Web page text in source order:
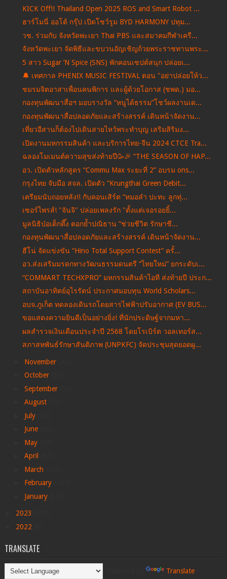
KICK Off!! Thailand Open 2025 ROS and Smart Robot ...
ฮาร์โมนี่ ออโต้ กรุ๊ป เปิดโชว์รูม BYD HARMONY ปทุม...
วช. ร่วมกับ จังหวัดพะเยา Thai PBS และสมาคมกีฬาเครื...
จังหวัดพะเยา จัดพิธีและขบวนอัญเชิญถ้วยพระราชทานพระ...
5 สาว Sugar ’N Spice (SNS) พักคอนเซปต์สนุก ปล่อยเ...
🔔 เทศกาล PHENIX MUSIC FESTIVAL ตอน "อย่าปล่อยให้ว...
ชมรมจิตอาสาเพื่อนคนพิการ และผู้ด้วยโอกาส (ชพด.) มอ...
กองทุนพัฒนาสื่อฯ มอบรางวัล “หนูได้ธรรม”โชว์ผลงานเด...
กองทุนพัฒนาสื่อปลอดภัยและสร้างสรรค์ เดินหน้าจัดงาน...
เที่ยวอีสานก็ต้องไปเดินสายไหว้พระทำบุญ เสริมสิริมง...
เปิดงานมหกรรมสินค้า และบริการไทย-จีน 2024 CTCE Tra...
ฉลองโมเมนต์ความสุขส่งท้ายปี🥳🎉 “THE SEASON OF HAP...
อว. เปิดตัวหลักสูตร “Commu Max ระยะที่ 2” อบรม ons...
กรุงไทย จับมือ สจล. เปิดตัว “Krungthai Green Debit...
เตรียมนับถอยหลัง!! กับคอนเสิร์ต “หมอลำ ปะทะ ลูกทุ่...
เซอร์ไพรส์! "จันจิ" ปล่อยเพลงรัก "ตั้งแต่เจอรอยยิ้...
มูลนิธิป่อเต็กตึ๊ง ตอกย้ำปณิธาน “ช่วยชีวิต รักษาชี...
กองทุนพัฒนาสื่อปลอดภัยและสร้างสรรค์ เดินหน้าจัดงาน...
ฮีโน่ จัดแข่งขัน “Hino Total Support Contest” ครั้...
อว.ส่งเสริมมรดกทางวัฒนธรรมดนตรี “ไทยใหม่” ยกระดับเ...
“COMMART TECHXPRO” มหกรรมสินค้าไอที ส่งท้ายปี ประก...
สถาบันอาทิตย์อุไรรัตน์ ประกาศมอบทุน World Scholars...
อบจ.ภูเก็ต ทดลองเดินรถโดยสารไฟฟ้าปรับอากาศ (EV BUS...
ขอแสดงความยินดีเป็นอย่างยิ่ง! ที่นักประดิษฐ์จากมหา...
ผลสำรวจเงินเดือนประจำปี 2568 โดยโรเบิร์ต วอลเทอร์ส...
สภาสหพันธ์รักษาสันติภาพ (UNPKFC) จัดประชุมสุดยอดผู...
November
October
September
August
July
June
May
April
March
February
January
2023
2022
TRANSLATE
Translate